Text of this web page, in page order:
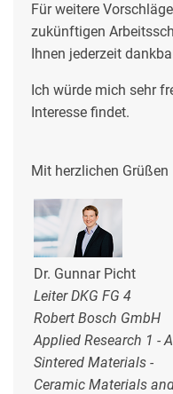
Für weitere
zukünftigen
Ihnen jederzeit
Ich würde mich sehr
Interesse findet.
Mit herzlichen Grüßen
Dr. Gunnar Picht
Leiter DKG FG 4
Robert Bosch GmbH
Applied Research 1 -
Sintered Materials -
Ceramic Materials